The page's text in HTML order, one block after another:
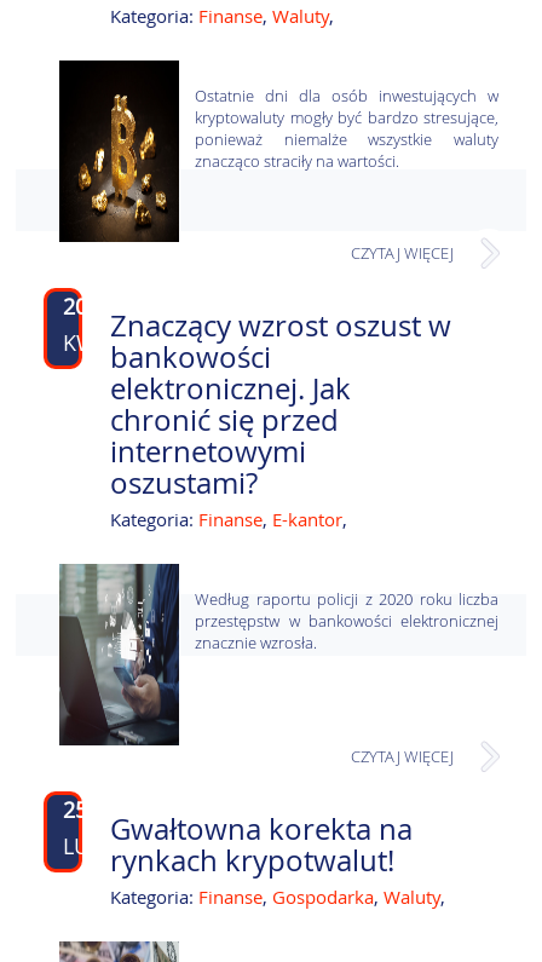
Kategoria: Finanse, Waluty,
Ostatnie dni dla osób inwestujących w
kryptowaluty mogły być bardzo stresujące,
ponieważ niemalże wszystkie waluty
znacząco straciły na wartości.
CZYTAJ WIĘCEJ
20
KWI
Znaczący wzrost oszust w
bankowości
elektronicznej. Jak
chronić się przed
internetowymi
oszustami?
Kategoria: Finanse, E-kantor,
Według raportu policji z 2020 roku liczba
przestępstw w bankowości elektronicznej
znacznie wzrosła.
CZYTAJ WIĘCEJ
25
LUT
Gwałtowna korekta na
rynkach krypotwalut!
Kategoria: Finanse, Gospodarka, Waluty,